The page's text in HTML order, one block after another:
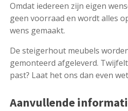
Omdat iedereen zijn eigen
geen voorraad en wordt alles
wens gemaakt.
De steigerhout meubels
gemonteerd afgeleverd.
past? Laat het ons dan even
Aanvullende